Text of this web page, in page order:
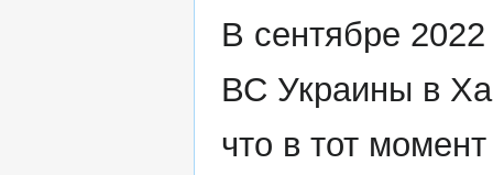
В сентябре
ВС Украины в
что в тот